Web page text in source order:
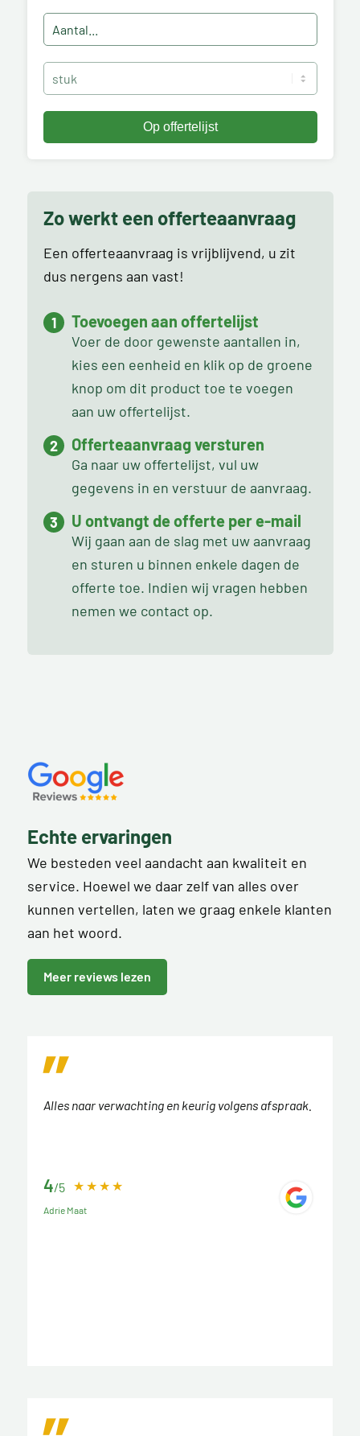
Zo werkt een offerteaanvraag
Een offerteaanvraag is vrijblijvend, u zit
dus nergens aan vast!
Toevoegen aan offertelijst
Voer de door gewenste aantallen in,
kies een eenheid en klik op de groene
knop om dit product toe te voegen
aan uw offertelijst.
Offerteaanvraag versturen
Ga naar uw offertelijst, vul uw
gegevens in en verstuur de aanvraag.
U ontvangt de offerte per e-mail
Wij gaan aan de slag met uw aanvraag
en sturen u binnen enkele dagen de
offerte toe. Indien wij vragen hebben
nemen we contact op.
Echte ervaringen
We besteden veel aandacht aan kwaliteit en
service. Hoewel we daar zelf van alles over
kunnen vertellen, laten we graag enkele klanten
aan het woord.
Meer reviews lezen
Alles naar verwachting en keurig volgens afspraak.
4/5
Adrie Maat